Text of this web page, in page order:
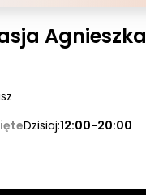
Agnieszka
Dzisiaj:12:00-20:00